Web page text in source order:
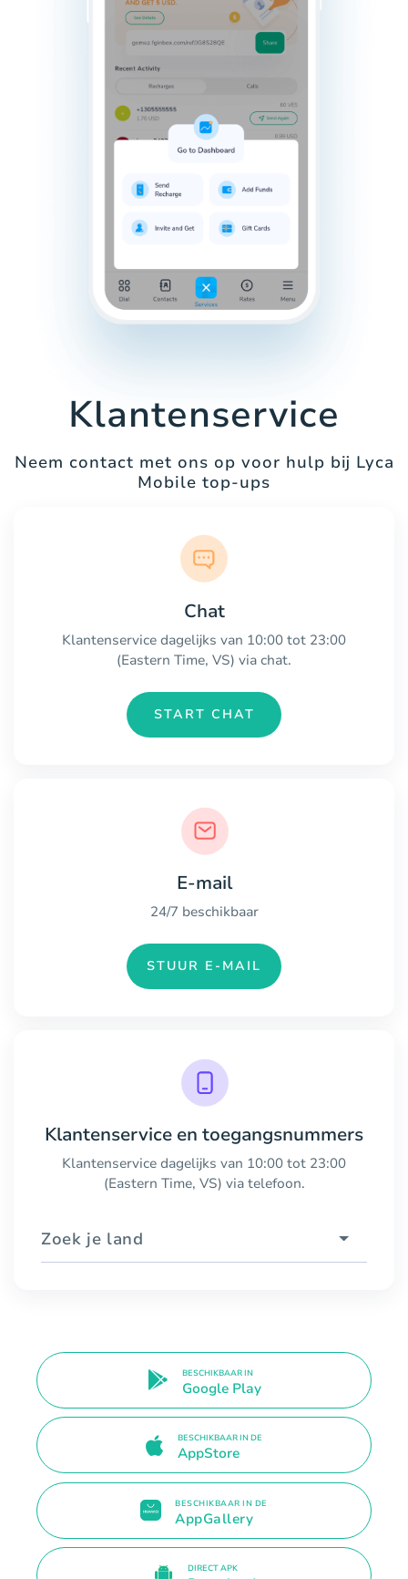
Klantenservice
Neem contact met ons op voor hulp bij Lyca
Mobile top-ups
Chat
Klantenservice dagelijks van 10:00 tot 23:00
(Eastern Time, VS) via chat.
START CHAT
E-mail
24/7 beschikbaar
STUUR E-MAIL
Klantenservice en toegangsnummers
Klantenservice dagelijks van 10:00 tot 23:00
(Eastern Time, VS) via telefoon.
Zoek je land
BESCHIKBAAR IN
Google Play
BESCHIKBAAR IN DE
AppStore
BESCHIKBAAR IN DE
AppGallery
DIRECT APK